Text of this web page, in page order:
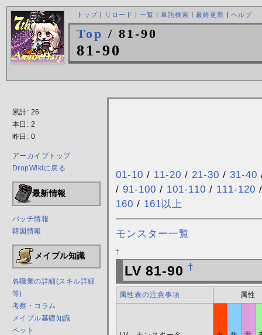
トップ| リロード | 一覧 | 単語検索 | 最終更新 | ヘルプ
Top / 81-90
81-90
累計: 26
本日: 2
昨日: 0
アーカイブトップ
DropWikiに戻る
最新情報
パッチ情報
韓国情報
メイプル知識
各職業の詳細(スキル詳細
等)
考察・コラム
メイプル基礎知識
ペット
01-10 / 11-20 / 21-30 / 31-40
/ 91-100 / 101-110 / 111-120
160 / 161以上
モンスター一覧
†
LV 81-90 †
属性表の注意事項 属性